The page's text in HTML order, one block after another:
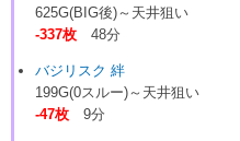
625G(BIG後)～天井狙い
-337枚 48分
バジリスク 絆
199G(0スルー)～天井狙い
-47枚 9分